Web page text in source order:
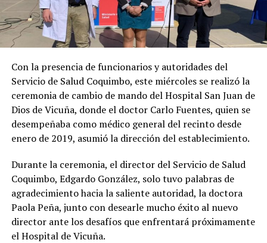
Con la presencia de funcionarios y autoridades del
Servicio de Salud Coquimbo, este miércoles se realizó la
ceremonia de cambio de mando del Hospital San Juan de
Dios de Vicuña, donde el doctor Carlo Fuentes, quien se
desempeñaba como médico general del recinto desde
enero de 2019, asumió la dirección del establecimiento.
Durante la ceremonia, el director del Servicio de Salud
Coquimbo, Edgardo González, solo tuvo palabras de
agradecimiento hacia la saliente autoridad, la doctora
Paola Peña, junto con desearle mucho éxito al nuevo
director ante los desafíos que enfrentará próximamente
el Hospital de Vicuña.